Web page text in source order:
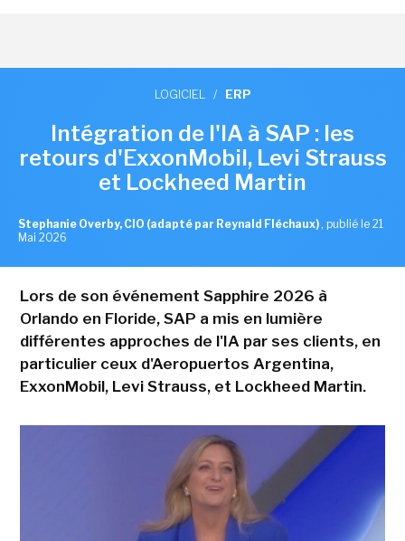
LOGICIEL / ERP
Intégration de l'IA à SAP : les
retours d'ExxonMobil, Levi Strauss
et Lockheed Martin
Stephanie Overby, CIO (adapté par Reynald Fléchaux) , publié le 21
Mai 2026
Lors de son événement Sapphire 2026 à
Orlando en Floride, SAP a mis en lumière
différentes approches de l'IA par ses clients, en
particulier ceux d'Aeropuertos Argentina,
ExxonMobil, Levi Strauss, et Lockheed Martin.